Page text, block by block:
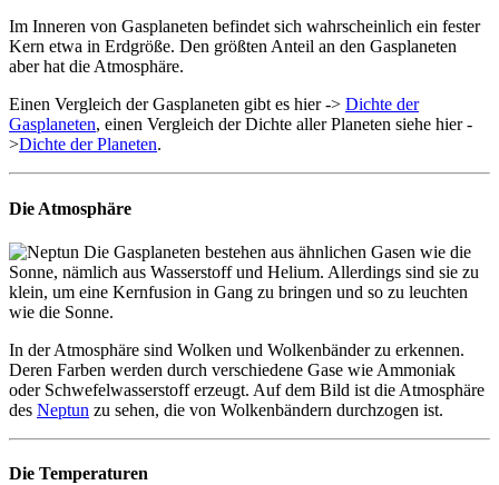
Im Inneren von Gasplaneten befindet sich wahrscheinlich ein fester
Kern etwa in Erdgröße. Den größten Anteil an den Gasplaneten
aber hat die Atmosphäre.
Einen Vergleich der Gasplaneten gibt es hier -> Dichte der
Gasplaneten, einen Vergleich der Dichte aller Planeten siehe hier -
>Dichte der Planeten.
Die Atmosphäre
Die Gasplaneten bestehen aus ähnlichen Gasen wie die
Sonne, nämlich aus Wasserstoff und Helium. Allerdings sind sie zu
klein, um eine Kernfusion in Gang zu bringen und so zu leuchten
wie die Sonne.
In der Atmosphäre sind Wolken und Wolkenbänder zu erkennen.
Deren Farben werden durch verschiedene Gase wie Ammoniak
oder Schwefelwasserstoff erzeugt. Auf dem Bild ist die Atmosphäre
des Neptun zu sehen, die von Wolkenbändern durchzogen ist.
Die Temperaturen